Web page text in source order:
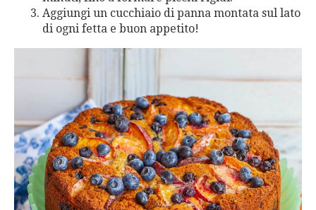
Aggiungi un cucchiaio di panna montata sul lato
di ogni fetta e buon appetito!